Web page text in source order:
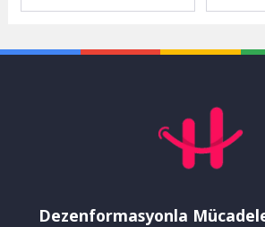
ruhsatsız...
Dezenformasyonla